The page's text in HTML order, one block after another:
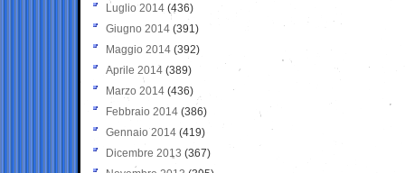
Luglio 2014 (436)
Giugno 2014 (391)
Maggio 2014 (392)
Aprile 2014 (389)
Marzo 2014 (436)
Febbraio 2014 (386)
Gennaio 2014 (419)
Dicembre 2013 (367)